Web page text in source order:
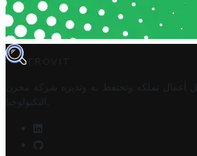
TROVIT
أعمال تملكه وتحتفظ به وتديره
شركة مخزن
التكنولوجيا